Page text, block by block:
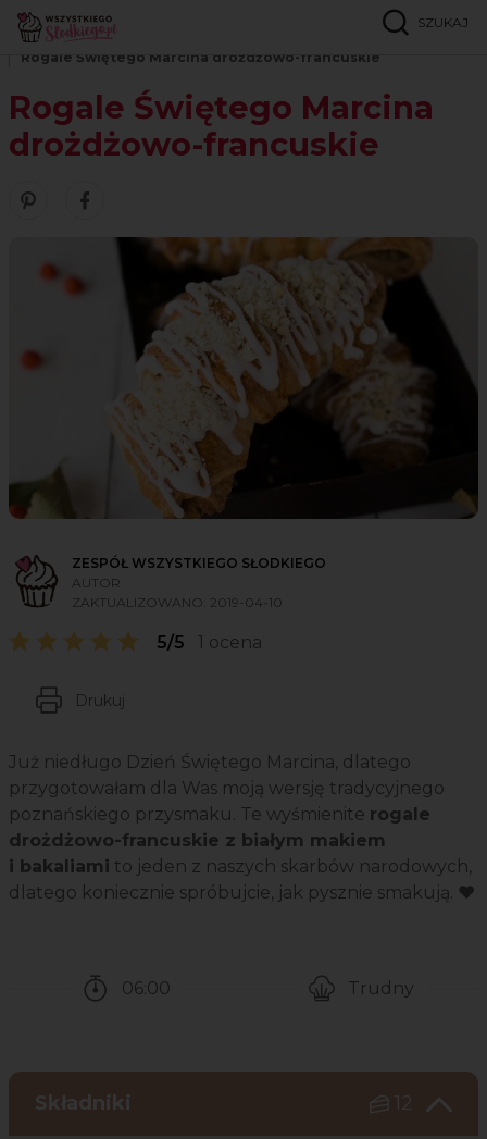
SZUKAJ
Strona główna
Ciasta francuskie i półfrancuskie
Rogale Świętego Marcina drożdżowo-francuskie
Rogale Świętego Marcina
drożdżowo-francuskie
Zobacz nasze piny w serwisie Pinterest
Udostępnij ten przepis w serwisie Facebook
ZESPÓŁ WSZYSTKIEGO SŁODKIEGO
AUTOR
ZAKTUALIZOWANO: 2019-04-10
5/5 1 ocena
Drukuj
Już niedługo Dzień Świętego Marcina, dlatego
przygotowałam dla Was moją wersję tradycyjnego
poznańskiego przysmaku. Te wyśmienite rogale
drożdżowo-francuskie z białym makiem
i bakaliami to jeden z naszych skarbów narodowych,
dlatego koniecznie spróbujcie, jak pysznie smakują. ❤️
06:00
Trudny
Składniki 12